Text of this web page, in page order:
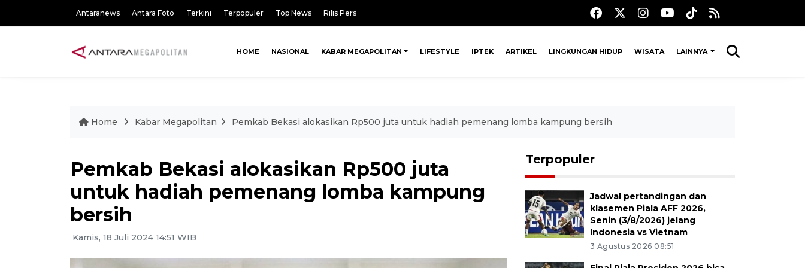
Antaranews Antara Foto Terkini Terpopuler Top News Rilis Pers
HOME NASIONAL KABAR MEGAPOLITAN LIFESTYLE IPTEK ARTIKEL LINGKUNGAN HIDUP WISATA LAINNYA
Home Kabar Megapolitan Pemkab Bekasi alokasikan Rp500 juta untuk hadiah pemenang lomba kampung bersih
Pemkab Bekasi alokasikan Rp500 juta
untuk hadiah pemenang lomba kampung
bersih
Kamis, 18 Juli 2024 14:51 WIB
Terpopuler
Jadwal pertandingan dan
klasemen Piala AFF 2026,
Senin (3/8/2026) jelang
Indonesia vs Vietnam
3 Agustus 2026 08:51